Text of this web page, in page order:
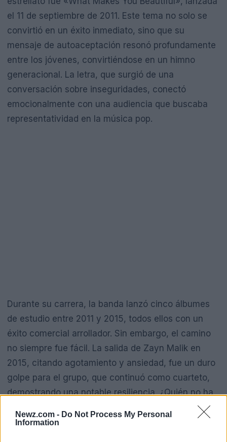
Newz.com - Do Not Process My Personal
Information
el 11 de septiembre de 2011. Este tema no solo se
convirtió en un éxito inmediato, sino que su
mensaje de autoaceptación resonó profundamente
entre los jóvenes, convirtiéndose en un himno
generacional. La letra, que surgió de una
conversación sobre inseguridades, conectó
emocionalmente con una audiencia que buscaba
representatividad en la música pop.
Durante su carrera, la banda lanzó cinco álbumes
de estudio entre 2011 y 2015, todos ellos con un
éxito comercial arrollador. Sin embargo, el camino
no siempre fue fácil. La salida de Zayn Malik en
2015, citando agotamiento y ansiedad, fue un duro
golpe para el grupo, que continuó como cuarteto,
demostrando una notable resiliencia. ¿Quién no ha
enfrentado desafíos en su camino hacia el éxito?